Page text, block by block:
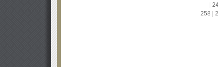
258